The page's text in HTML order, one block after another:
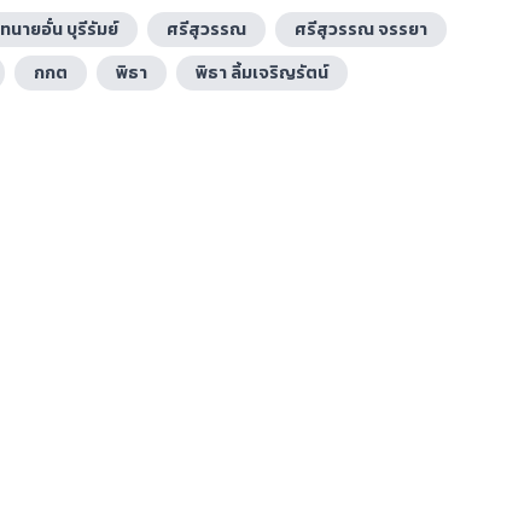
ทนายอั๋น บุรีรัมย์ ศรีสุวรรณ
ศรีสุวรรณ จรรยา
กกต พิธา พิธา ลิ้มเจริญรัตน์